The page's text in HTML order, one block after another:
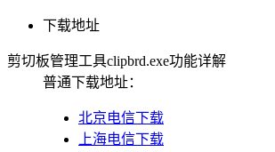
下载地址
剪切板管理工具clipbrd.exe功能详解
普通下载地址：
北京电信下载
上海电信下载